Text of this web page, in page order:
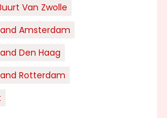
Van Zwolle
Amsterdam
Den Haag
Rotterdam